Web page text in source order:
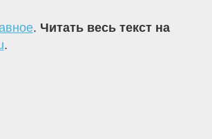
. Читать весь текст на
.